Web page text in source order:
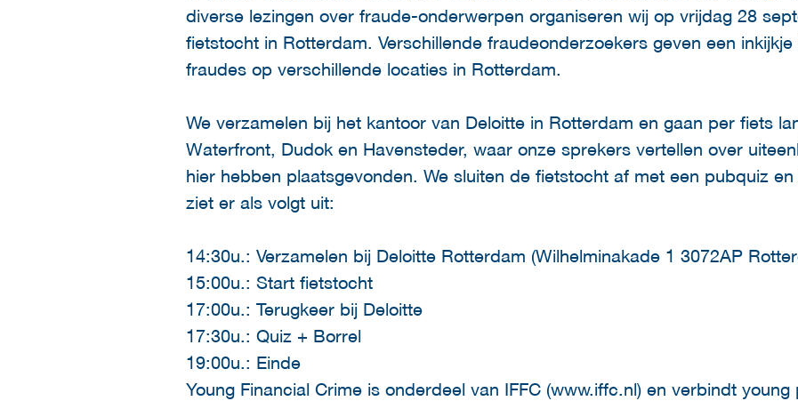
diverse lezingen over fraude-onderwerpen organiseren wij op vrijdag 28
fietstocht in Rotterdam. Verschillende fraudeonderzoekers geven een
fraudes op verschillende locaties in Rotterdam.
We verzamelen bij het kantoor van Deloitte in Rotterdam en gaan per fiets
Waterfront, Dudok en Havensteder, waar onze sprekers vertellen over
hier hebben plaatsgevonden. We sluiten de fietstocht af met een pubquiz
ziet er als volgt uit:
14:30u.: Verzamelen bij Deloitte Rotterdam (Wilhelminakade 1 3072AP
15:00u.: Start fietstocht
17:00u.: Terugkeer bij Deloitte
17:30u.: Quiz + Borrel
19:00u.: Einde
Young Financial Crime is onderdeel van IFFC (www.iffc.nl) en verbindt